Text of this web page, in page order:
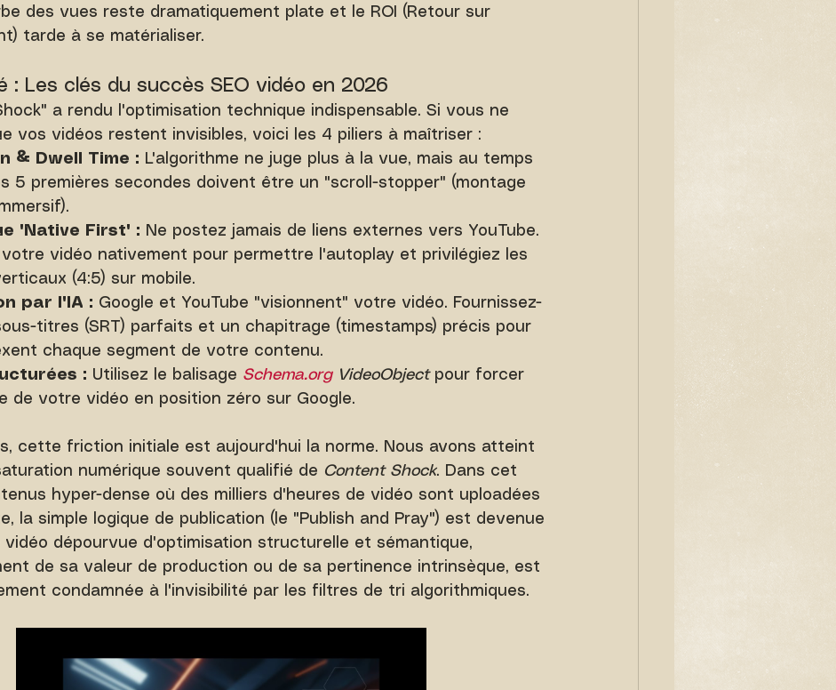
des vues reste dramatiquement plate et le ROI (Retour sur
tarde à se matérialiser.
: Les clés du succès SEO vidéo en 2026
a rendu l'optimisation technique indispensable. Si vous ne
vos vidéos restent invisibles, voici les 4 piliers à maîtriser :
& Dwell Time : L'algorithme ne juge plus à la vue, mais au temps
5 premières secondes doivent être un "scroll-stopper" (montage
"Native First" : Ne postez jamais de liens externes vers YouTube.
votre vidéo nativement pour permettre l'autoplay et privilégiez les
(4:5) sur mobile.
par l'IA : Google et YouTube "visionnent" votre vidéo. Fournissez-
titres (SRT) parfaits et un chapitrage (timestamps) précis pour
chaque segment de votre contenu.
: Utilisez le balisage Schema.org VideoObject pour forcer
de votre vidéo en position zéro sur Google.
cette friction initiale est aujourd'hui la norme. Nous avons atteint
numérique souvent qualifié de Content Shock. Dans cet
hyper-dense où des milliers d'heures de vidéo sont uploadées
la simple logique de publication (le "Publish and Pray") est devenue
vidéo dépourvue d'optimisation structurelle et sémantique,
de sa valeur de production ou de sa pertinence intrinsèque, est
condamnée à l'invisibilité par les filtres de tri algorithmiques.